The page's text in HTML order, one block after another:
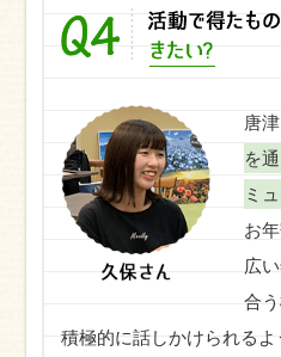
唐
を
ミ
お
広
合
積極的に話しかけられるよ